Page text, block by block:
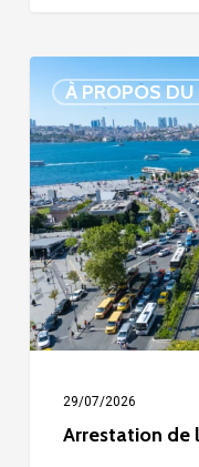
À PROPOS DU
la
maire
Sinem
Dedetaş
29/07/2026
Arrestation de